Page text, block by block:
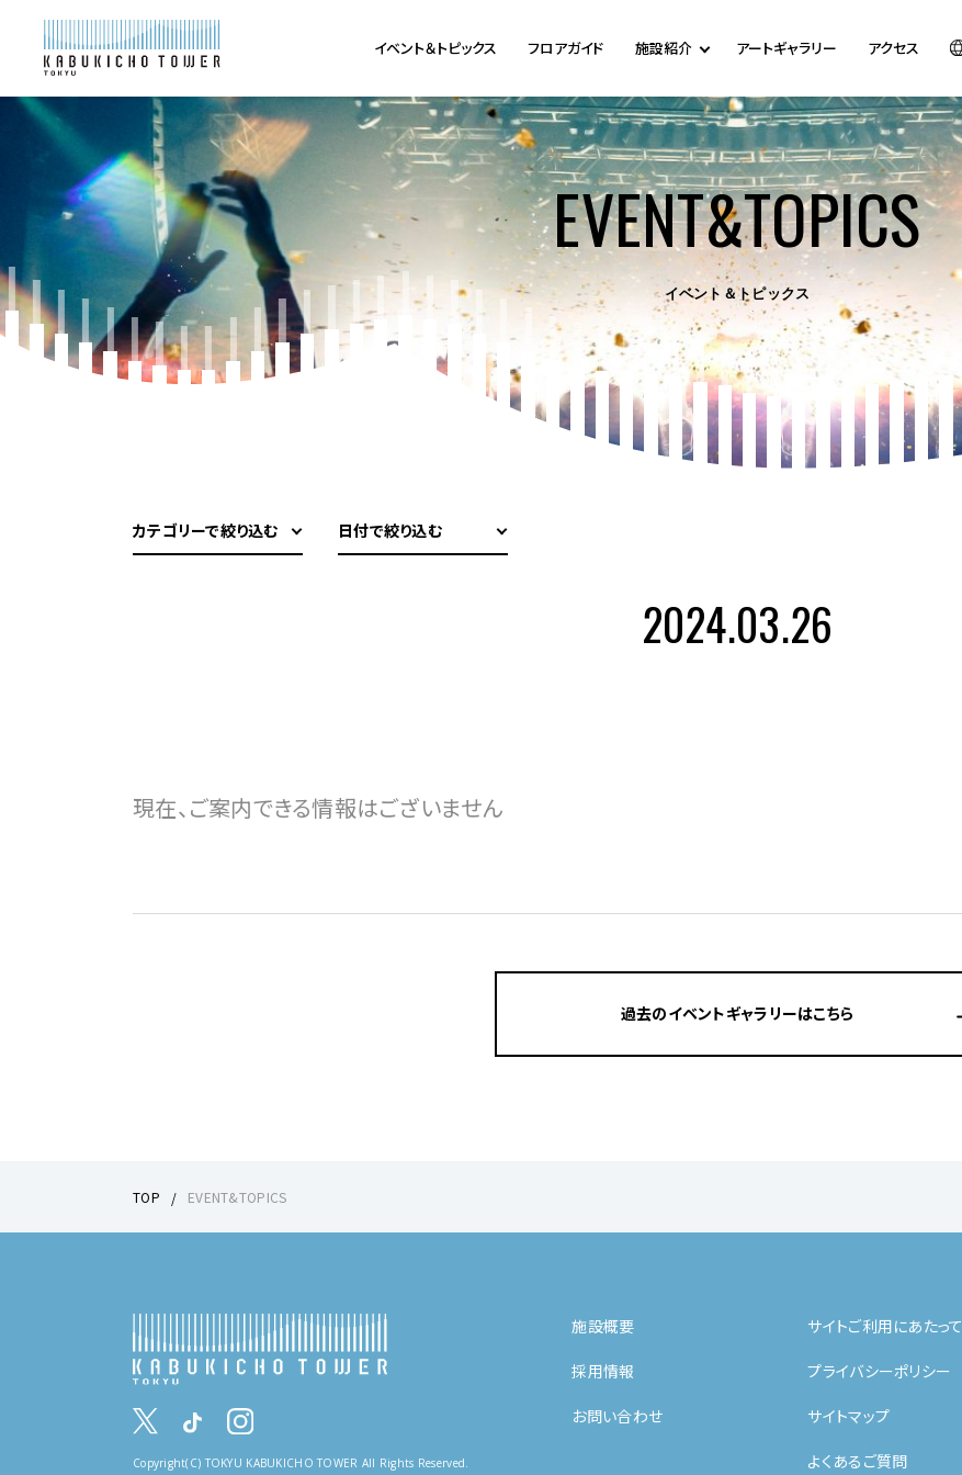
イベント＆トピックス フロアガイド 施設紹介 アートギャラリー アクセス
EVENT&TOPICS
イベント＆トピックス
カテゴリーで絞り込む 日付で絞り込む
2024.03.26
現在、ご案内できる情報はございません
過去のイベントギャラリーはこちら
TOP EVENT&TOPICS
Copyright(C) TOKYU KABUKICHO TOWER All Rights Reserved.
施設概要
採用情報
お問い合わせ
サイトご利用にあたって
プライバシーポリシー
サイトマップ
よくあるご質問